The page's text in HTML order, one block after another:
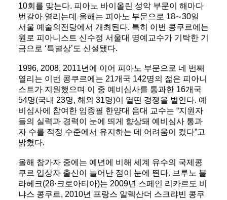
10회를 맞는다. 피아노 바이올린 성악 부문이 해마다
번갈아 열리는데 올해는 피아노 부문으로 18∼30일
서울 예술의전당에서 개최된다. 특히 이번 콩쿠르에는
원로 피아니스트 신수정 서울대 명예교수가 기탁한 기
금으로 ‘특별상’도 신설됐다.
1996, 2008, 2011년에 이어 피아노 부문으로 네 번째
열리는 이번 콩쿠르에는 21개국 142명의 젊은 피아니
스트가 지원했으며 이 중 예비심사를 통과한 16개국
54명(국내 23명, 해외 31명)이 열띤 경쟁을 벌인다. 예
비심사에 참여한 임종필 한양대 음대 교수는 “지원자
들의 실력과 경력이 눈에 띄게 향상돼 예비심사 통과
자 수를 적정 수준에서 유지하는 데 어려움이 컸다”고
밝혔다.
올해 참가자 중에는 예년에 비해 세계 유수의 국제콩
쿠르 입상자 출신이 늘어난 점이 눈에 띈다. 브루노 블
라헤크(28·크로아티아)는 2009년 스페인 리카르도 비
냐스 콩쿠르, 2010년 프랑스 알렉산더 스크랴빈 콩쿠